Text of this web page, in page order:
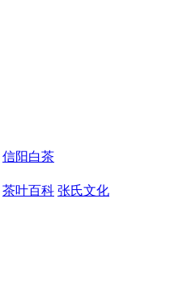
信阳白茶
茶叶百科 张氏文化